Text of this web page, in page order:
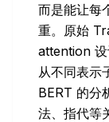
而是能让每
重。原始
attention 设
从不同表示
BERT 的分
法、指代等